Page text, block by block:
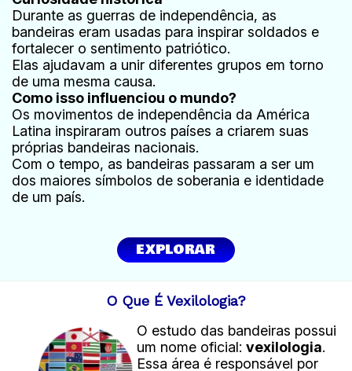
Durante as guerras de independência, as
bandeiras eram usadas para inspirar soldados e
fortalecer o sentimento patriótico.
Elas ajudavam a unir diferentes grupos em torno
de uma mesma causa.
Como isso influenciou o mundo?
Os movimentos de independência da América
Latina inspiraram outros países a criarem suas
próprias bandeiras nacionais.
Com o tempo, as bandeiras passaram a ser um
dos maiores símbolos de soberania e identidade
de um país.
EXPLORAR
O Que É Vexilologia?
O estudo das bandeiras possui
um nome oficial:vexilologia.
Essa área é responsável por